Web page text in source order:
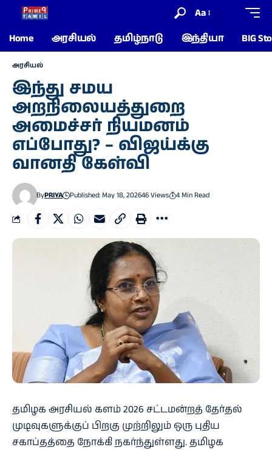
Aa
Home
அரசியல் தமிழ்நாடு இந்தியா BIG
அரசியல்
இந்து சமய
அறநிலையத்துறை
அமைச்சர் நியமனம்
எப்போது? – விஜய்க்கு
வானதி கேள்வி
ByPRIYA Published: May 18, 202646 Views 4 Min Read
தமிழக அரசியல் களம் 2026 சட்டமன்றத் தேர்தல்
முடிவுகளுக்குப் பிறகு முற்றிலும் ஒரு புதிய
சகாப்தத்தை நோக்கி நகர்ந்துள்ளது. தமிழக